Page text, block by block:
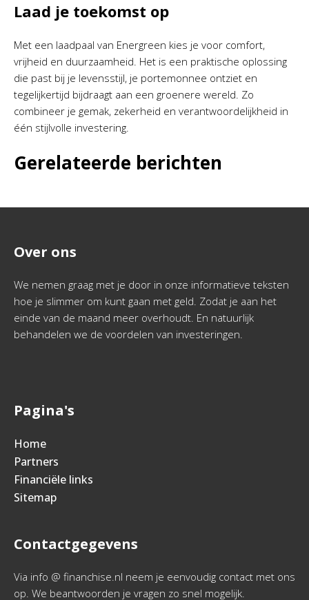
Laad je toekomst op
Met een laadpaal van Energreen kies je voor comfort,
vrijheid en duurzaamheid. Het is een praktische oplossing
die past bij je levensstijl, je portemonnee ontziet en
tegelijkertijd bijdraagt aan een groenere wereld. Zo
combineer je gemak, zekerheid en verantwoordelijkheid in
één stijlvolle investering.
Gerelateerde berichten
Over ons
We nemen graag met je door in onze informatieve teksten
hoe je slimmer om kunt gaan met geld. Zodat je aan het
einde van de maand meer overhoudt. En natuurlijk
behandelen we de voordelen van investeringen.
Pagina's
Home
Partners
Financiële links
Sitemap
Contactgegevens
Via info @ financhise.nl neem je eenvoudig contact met ons
op. We beantwoorden je vragen zo snel mogelijk.